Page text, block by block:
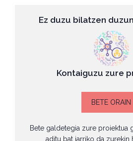
Ez duzu bilatzen
Kontaiguzu zure
BETE ORAIN
Bete galdetegia zure proiektua
aditu bat jarriko da zurekin